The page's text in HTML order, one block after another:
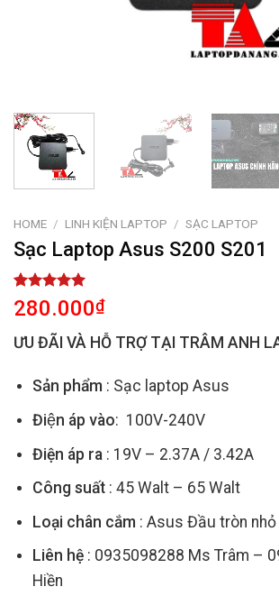
HOME / LINH KIỆN LAPTOP / SẠC LAPTOP
Sạc Laptop Asus S200 S201
Rated
5.00
out of 5
based on
2
customer
280.000₫
ƯU ĐÃI VÀ HỖ TRỢ TẠI TRÂM ANH
Sản phẩm : Sạc laptop Asus
Điện áp vào: 100V-240V
Điện áp ra: 19V – 2.37A / 3.42A
Công suất: 45 Walt – 65 Walt
Loại chân cắm : Asus Đầu tròn
Liên hệ: 0935098288 Ms Trâm –
Hiền